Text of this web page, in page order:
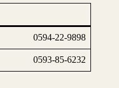
0594-22-9898
0593-85-6232